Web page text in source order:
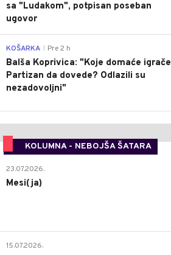
sa "Ludakom", potpisan poseban
ugovor
KOŠARKA Pre 2 h
Balša Koprivica: "Koje domaće igrače
Partizan da dovede? Odlazili su
nezadovoljni"
KOLUMNA - NEBOJŠA ŠATARA
23.07.2026.
Mesi(ja)
15.07.2026.